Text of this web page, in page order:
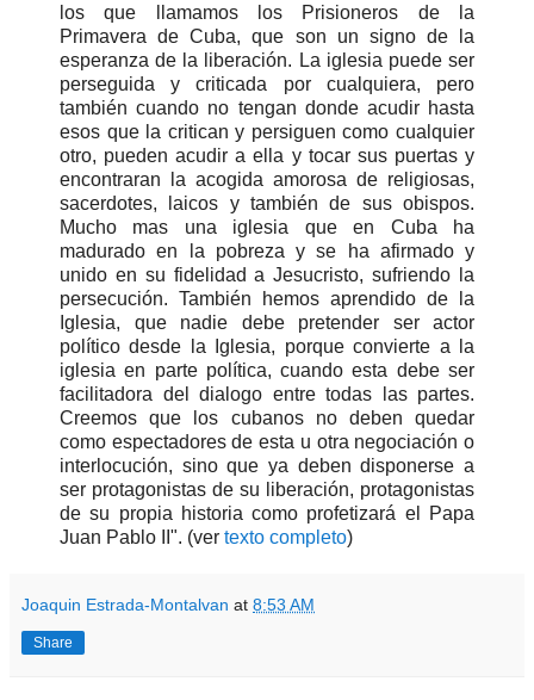
los que llamamos los Prisioneros de la
Primavera de Cuba, que son un signo de la
esperanza de la liberación. La iglesia puede ser
perseguida y criticada por cualquiera, pero
también cuando no tengan donde acudir hasta
esos que la critican y persiguen como cualquier
otro, pueden acudir a ella y tocar sus puertas y
encontraran la acogida amorosa de religiosas,
sacerdotes, laicos y también de sus obispos.
Mucho mas una iglesia que en Cuba ha
madurado en la pobreza y se ha afirmado y
unido en su fidelidad a Jesucristo, sufriendo la
persecución. También hemos aprendido de la
Iglesia, que nadie debe pretender ser actor
político desde la Iglesia, porque convierte a la
iglesia en parte política, cuando esta debe ser
facilitadora del dialogo entre todas las partes.
Creemos que los cubanos no deben quedar
como espectadores de esta u otra negociación o
interlocución, sino que ya deben disponerse a
ser protagonistas de su liberación, protagonistas
de su propia historia como profetizará el Papa
Juan Pablo II". (ver texto completo)
Joaquin Estrada-Montalvan at 8:53 AM
Share